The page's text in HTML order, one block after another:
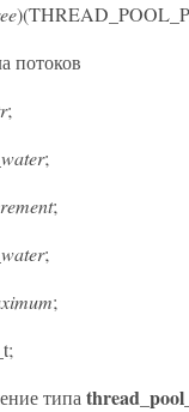
потоков
;
;
;
;
;
типа